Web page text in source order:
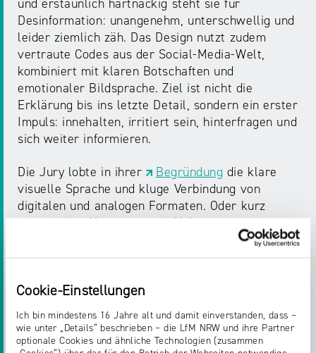
Cookie-Einstellungen
Ich bin mindestens 16 Jahre alt und damit einverstanden, dass –
wie unter „Details“ beschrieben – die LfM NRW und ihre Partner
optionale Cookies und ähnliche Technologien (zusammen
und erstaunlich hartnäckig steht sie für
Desinformation: unangenehm, unterschwellig und
leider ziemlich zäh. Das Design nutzt zudem
vertraute Codes aus der Social-Media-Welt,
kombiniert mit klaren Botschaften und
emotionaler Bildsprache. Ziel ist nicht die
Erklärung bis ins letzte Detail, sondern ein erster
Impuls: innehalten, irritiert sein, hinterfragen und
sich weiter informieren.
Die Jury lobte in ihrer Begründung die klare
visuelle Sprache und kluge Verbindung von
digitalen und analogen Formaten. Oder kurz
gesagt: eine Kampagne mit Haltung,
Einblicke in die Gestaltung sowie weiterführende
Interessierte finden sich auf der Kampagnen-
Website
quellevertraumir.de.